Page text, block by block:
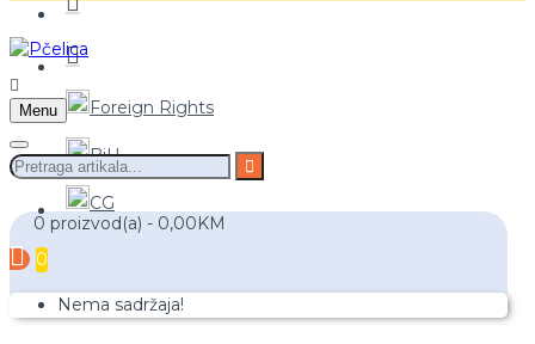
Foreign Rights
BiH
CG
Menu
0 proizvod(a) - 0,00KM
0
Nema sadržaja!